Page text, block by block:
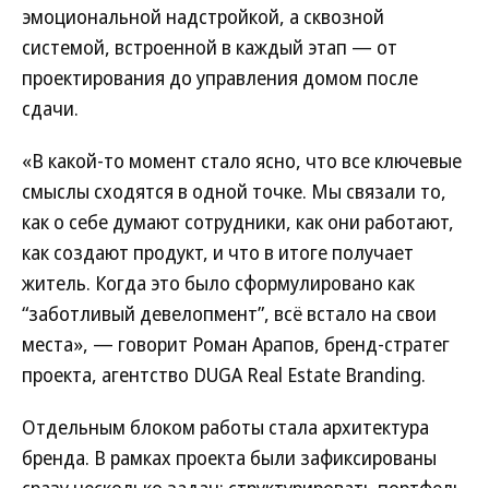
эмоциональной надстройкой, а сквозной
системой, встроенной в каждый этап — от
проектирования до управления домом после
сдачи.
«В какой-то момент стало ясно, что все ключевые
смыслы сходятся в одной точке. Мы связали то,
как о себе думают сотрудники, как они работают,
как создают продукт, и что в итоге получает
житель. Когда это было сформулировано как
“заботливый девелопмент”, всё встало на свои
места», — говорит Роман Арапов, бренд-стратег
проекта, агентство DUGA Real Estate Branding.
Отдельным блоком работы стала архитектура
бренда. В рамках проекта были зафиксированы